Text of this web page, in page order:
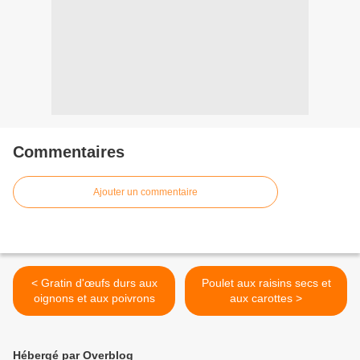
Commentaires
Ajouter un commentaire
< Gratin d'œufs durs aux
oignons et aux poivrons
Poulet aux raisins secs et
aux carottes >
Hébergé par Overblog